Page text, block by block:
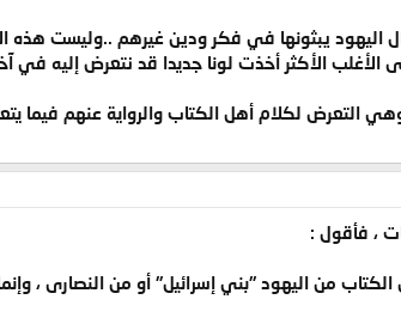
اليهود يبثونها في فكر ودين غيرهم ..وليست هذه
الأغلب الأكثر أخذت لونا جديدا قد نتعرض إليه في
التعرض لكلام أهل الكتاب والرواية عنهم فيما
، فأقول :
من اليهود "بني إسرائيل" أو من النصارى ،